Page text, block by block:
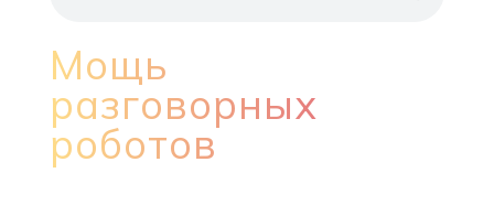
Мощь
разговорных
роботов